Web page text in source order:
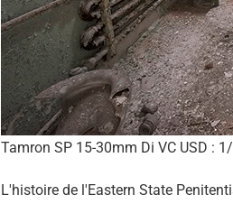
Tamron SP 15-30mm Di VC USD :
L'histoire de l'Eastern State